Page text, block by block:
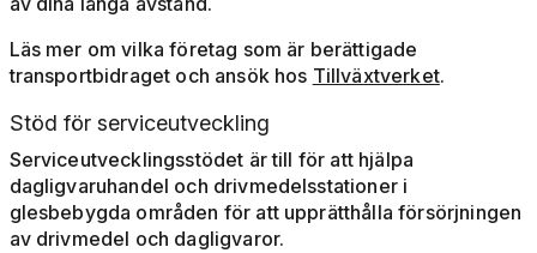
Läs mer om vilka företag som är berättigade
transportbidraget och ansök hos Tillväxtverket.
Stöd för serviceutveckling
Serviceutvecklingsstödet är till för att hjälpa
dagligvaruhandel och drivmedelsstationer i
glesbebygda områden för att upprätthålla försörjningen
av drivmedel och dagligvaror.